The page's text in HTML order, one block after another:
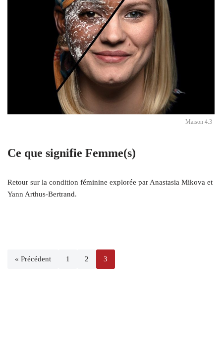
Maison 4:3
Ce que signifie Femme(s)
Retour sur la condition féminine explorée par Anastasia Mikova et
Yann Arthus-Bertrand.
« Précédent 1 2 3